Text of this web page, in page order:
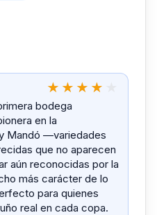
bodega
en la
Mandó —variedades
que no aparecen
aún reconocidas por la
más carácter de lo
para quienes
real en cada copa.